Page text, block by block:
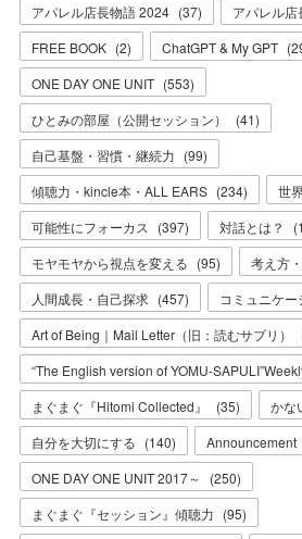
アパレル店長物語 2024 (37) アパレル
FREE BOOK (2) ChatGPT & My GPT (
ONE DAY ONE UNIT (553)
ひとみの部屋（公開セッション）
(41)
自己基盤・習慣・継続力 (99)
傾聴力・kincle本・ALL EARS (234) 世
可能性にフォーカス
(397) 対話とは？ (
モヤモヤから視点を変える (95) 考え方
人間成長・自己探求 (457) コミュニケー
Art of Being｜Mail Letter（旧：読むサプリ）
“The English version of YOMU-
まぐまぐ『Hitomi Collected』
(35) かな
自分を大切にする (140) Announcement
ONE DAY ONE UNIT 2017～
(250)
まぐまぐ『セッション』傾聴力 (95)